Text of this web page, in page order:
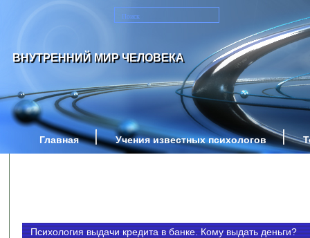
ВНУТРЕННИЙ МИР ЧЕЛОВЕКА
Главная Учения известных психологов
Психология выдачи кредита в банке. Кому выдать деньги?